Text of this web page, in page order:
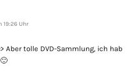
19:26 Uhr
Aber tolle DVD-Sammlung, ich hab